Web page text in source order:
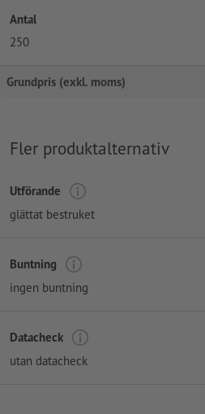
Antal
250
Grundpris (exkl. moms)
Fler produktalternativ
Utförande
glättat bestruket
Buntning
ingen buntning
Datacheck
utan datacheck